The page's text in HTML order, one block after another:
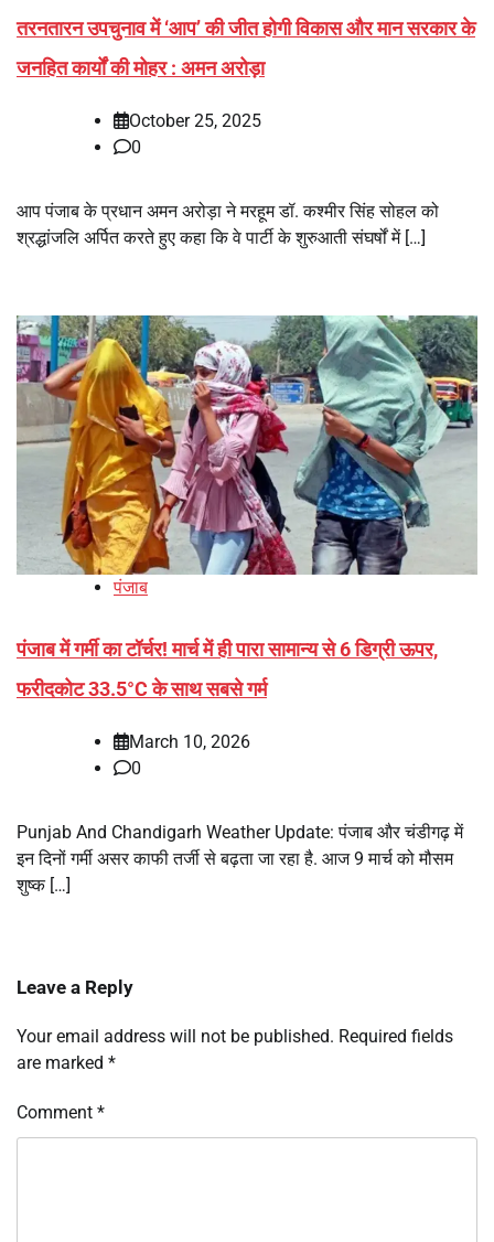
तरनतारन उपचुनाव में ‘आप’ की जीत होगी विकास और मान सरकार के
जनहित कार्यों की मोहर : अमन अरोड़ा
October 25, 2025
0
आप पंजाब के प्रधान अमन अरोड़ा ने मरहूम डॉ. कश्मीर सिंह सोहल को
श्रद्धांजलि अर्पित करते हुए कहा कि वे पार्टी के शुरुआती संघर्षों में […]
पंजाब
पंजाब में गर्मी का टॉर्चर! मार्च में ही पारा सामान्य से 6 डिग्री ऊपर,
फरीदकोट 33.5°C के साथ सबसे गर्म
March 10, 2026
0
Punjab And Chandigarh Weather Update: पंजाब और चंडीगढ़ में
इन दिनों गर्मी असर काफी तर्जी से बढ़ता जा रहा है. आज 9 मार्च को मौसम
शुष्क […]
Leave a Reply
Your email address will not be published. Required fields
are marked *
Comment *